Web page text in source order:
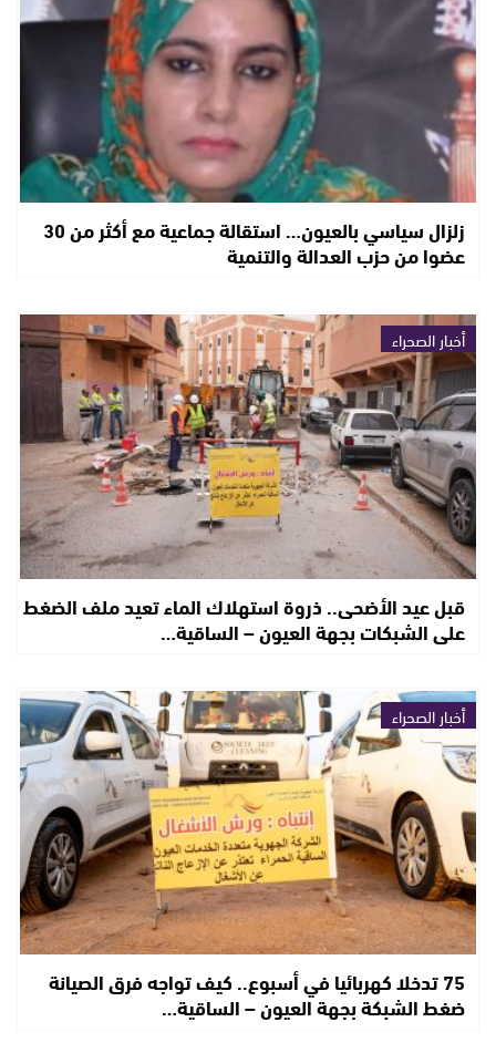
زلزال سياسي بالعيون… استقالة جماعية مع أكثر من 30
عضوا من حزب العدالة والتنمية
أخبار الصحراء
قبل عيد الأضحى.. ذروة استهلاك الماء تعيد ملف الضغط
على الشبكات بجهة العيون – الساقية…
أخبار الصحراء
75 تدخلا كهربائيا في أسبوع.. كيف تواجه فرق الصيانة
ضغط الشبكة بجهة العيون – الساقية…